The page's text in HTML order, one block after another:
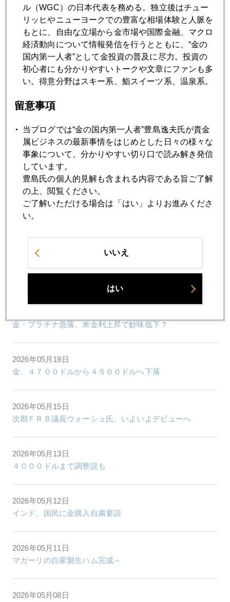
2026年05月27日
ＣｈａｔＧＰＴに聞きました「金は下がるか」
2026年05月26日
ＮＹ金は４５００ドル台で持ち合い
2026年05月25日
金密輸激増
2026年05月22日
日経平均６３０００円、ＡＩ半導体バブルの実態
2026年05月21日
金・プラチナ急落、米金利上昇で妙味低下？
2026年05月18日
金、４７００ドルから４５００ドルへ下落
2026年05月15日
次期ＦＲＢ議長ウォーシュ氏、いよいよデビューへ
2026年05月13日
４０００ドルまで調整説も
2026年05月12日
インド、国民に金購入自粛要請
2026年05月11日
マガーリの自家製生ハム完成～
2026年05月08日
ル（WGC）の日本代表を務める。独立後はチュー
リッヒやニューヨークでの豊富な相場体験と人脈を
もとに、自由な立場から金市場や国際金融、マクロ
経済動向について情報発信を行うとともに、“金の
国内第一人者”として金投資の普及に尽力。投資の
初心者にも分かりやすいトークや文章にファンも多
い。得意分野はスキー系、鮨スイーツ系、温泉系。
留意事項
当ブログでは“金の国内第一人者”豊島逸夫氏が貴金
属ビジネスの最新事情をはじめとした日々の様々な
事象について、分かりやすい切り口で読み解き発信
しています。
豊島氏の個人的見解も含まれる内容である旨ご了解
の上、閲覧ください。
ご了解いただける場合は「はい」よりお進みくださ
い。
いいえ
はい